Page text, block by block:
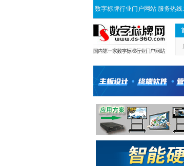
数字标牌行业门户网站 服务热线